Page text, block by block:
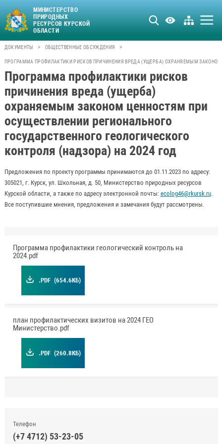
МИНИСТЕРСТВО
ПРИРОДНЫХ
РЕСУРСОВ КУРСКОЙ
ОБЛАСТИ
ДОКУМЕНТЫ > ОБЩЕСТВЕННЫЕ ОБСУЖДЕНИЯ >
ПРОГРАММА ПРОФИЛАКТИКИ РИСКОВ ПРИЧИНЕНИЯ ВРЕДА (УЩЕРБА) ОХРАНЯЕМЫМ
Программа профилактики рисков
причинения вреда (ущерба)
охраняемым законом ценностям при
осуществлении регионального
государственного геологического
контроля (надзора) на 2024 год
Предложения по проекту программы принимаются до 01.11.2023 по адресу:
305021, г. Курск, ул. Школьная, д. 50, Министерство природных ресурсов
Курской области, а также по адресу электронной почты: ecolog46@rkursk.ru.
Все поступившие мнения, предложения и замечания будут рассмотрены.
Программа профилактики геологический контроль на
2024.pdf
.PDF (654.6КБ)
план профилактических визитов на 2024 ГЕО
Министерство.pdf
.PDF (260.8КБ)
Телефон
(+7 4712) 53-23-05